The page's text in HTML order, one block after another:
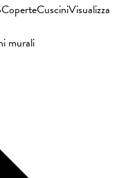
CoperteCusciniVisualizza
murali